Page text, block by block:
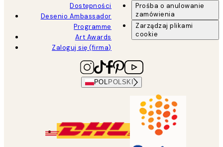
Dostępności
Desenio Ambassador
Programme
Art Awards
Zaloguj się (firma)
Prośba o anulowanie
zamówienia
Zarządzaj plikami
cookie
POL POLSKI